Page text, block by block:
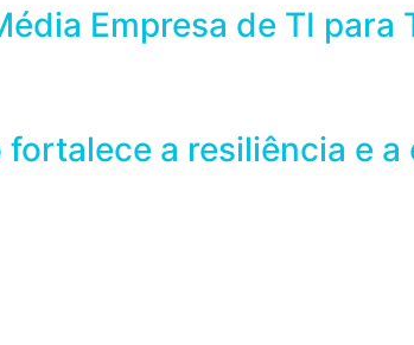
Empresa de TI
a resiliência e